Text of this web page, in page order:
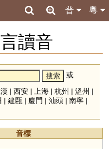
粵
普
讀音
或
| 西安| 上海| 杭州 | 溫州 |
| 建甌 | 廈門 | 汕頭| 南寧|
音標